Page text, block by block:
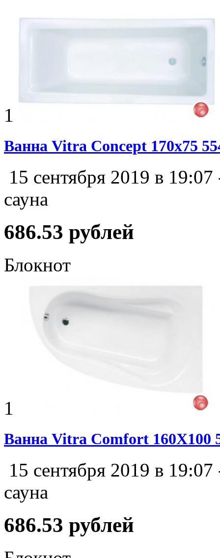
1
Ванна Vitra Concept 170x75
15 сентября 2019 в
сауна
686.53 рублей
Блокнот
1
Ванна Vitra Comfort 160X100
15 сентября 2019 в
сауна
686.53 рублей